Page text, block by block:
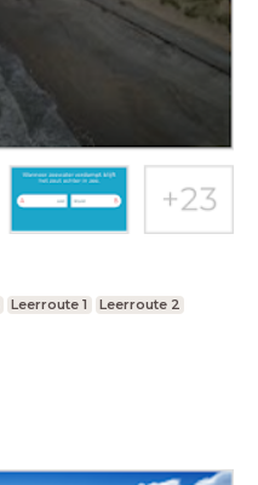
Leerroute 1 Leerroute 2